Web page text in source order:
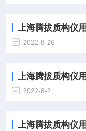
上海腾拔质构仪用
2022-8-26
上海腾拔质构仪用于
2022-8-2
上海腾拔质构仪用于